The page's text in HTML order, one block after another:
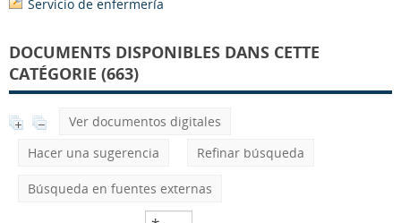
Servicio de enfermería
DOCUMENTS DISPONIBLES DANS CETTE
CATÉGORIE (663)
Ver documentos digitales
Hacer una sugerencia
Refinar búsqueda
Búsqueda en fuentes externas